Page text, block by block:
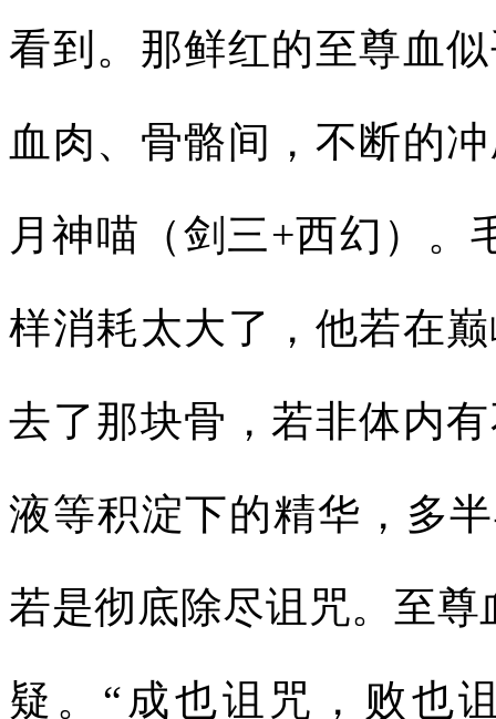
看到。那鲜红的至尊血
血肉、骨骼间，不断的
月神喵（剑三+西幻）。
样消耗太大了，他若在
去了那块骨，若非体内
液等积淀下的精华，多
若是彻底除尽诅咒。至
疑。“成也诅咒，败也